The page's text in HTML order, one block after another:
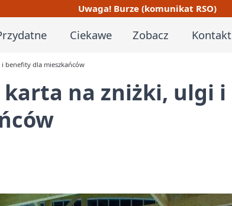
Uwaga! Burze (komunikat RSO)
Ciekawe Zobacz Kontakt
i benefity dla mieszkańców
karta na zniżki, ulgi i